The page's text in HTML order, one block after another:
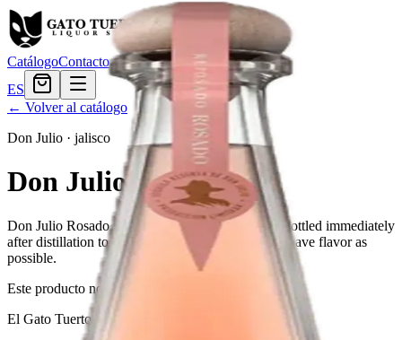
CatálogoContacto
ES
← Volver al catálogo
Don Julio · jalisco
Don Julio Rosado
Don Julio Rosado is a high-quality white tequila bottled immediately
after distillation to maintain as much of the fresh agave flavor as
possible.
Este producto no está disponible actualmente.
El Gato Tuerto